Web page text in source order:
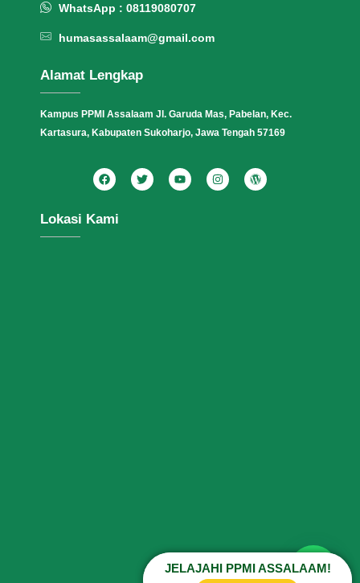
WhatsApp : 08119080707
humasassalaam@gmail.com
Alamat Lengkap
Kampus PPMI Assalaam Jl. Garuda Mas, Pabelan, Kec.
Kartasura, Kabupaten Sukoharjo, Jawa Tengah 57169
Lokasi Kami
JELAJAHI PPMI ASSALAAM!